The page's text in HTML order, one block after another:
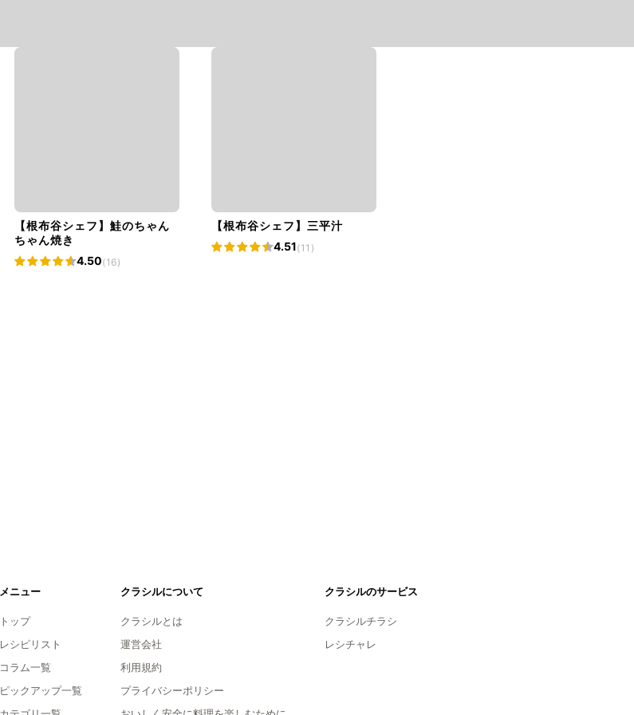
【根布谷シェフ】鮭のちゃん
ちゃん焼き
4.50(16)
【根布谷シェフ】三平汁
4.51(11)
メニュー
トップ
レシピリスト
コラム一覧
ピックアップ一覧
クラシルについて
クラシルとは
運営会社
利用規約
プライバシーポリシー
クラシルのサービス
クラシルチラシ
レシチャレ